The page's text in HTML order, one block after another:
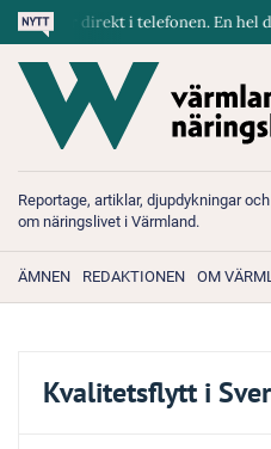
direkt i telefonen. En hel
Reportage, artiklar, djupdykningar
om näringslivet i Värmland.
ÄMNEN REDAKTIONEN OM
Kvalitetsflytt i